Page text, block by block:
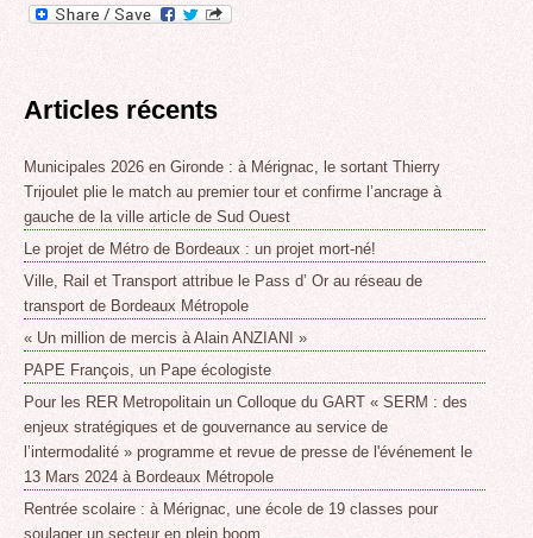
Articles récents
Municipales 2026 en Gironde : à Mérignac, le sortant Thierry
Trijoulet plie le match au premier tour et confirme l’ancrage à
gauche de la ville article de Sud Ouest
Le projet de Métro de Bordeaux : un projet mort-né!
Ville, Rail et Transport attribue le Pass d’ Or au réseau de
transport de Bordeaux Métropole
« Un million de mercis à Alain ANZIANI »
PAPE François, un Pape écologiste
Pour les RER Metropolitain un Colloque du GART « SERM : des
enjeux stratégiques et de gouvernance au service de
l’intermodalité » programme et revue de presse de l'événement le
13 Mars 2024 à Bordeaux Métropole
Rentrée scolaire : à Mérignac, une école de 19 classes pour
soulager un secteur en plein boom